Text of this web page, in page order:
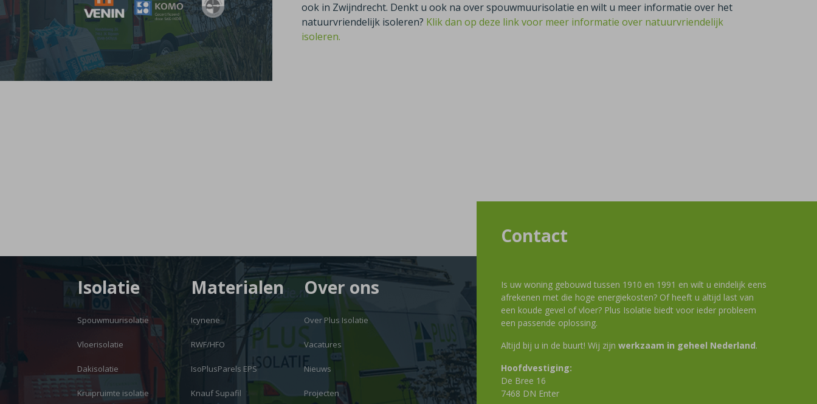
ook in Zwijndrecht. Denkt u ook na over spouwmuurisolatie en wilt u meer informatie over het
natuurvriendelijk isoleren? Klik dan op deze link voor meer informatie over natuurvriendelijk
isoleren.
Isolatie
Spouwmuurisolatie
Vloerisolatie
Dakisolatie
Kruipruimte isolatie
Materialen
Icynene
RWF/HFO
IsoPlusParels EPS
Knauf Supafil
Over ons
Over Plus Isolatie
Vacatures
Nieuws
Projecten
Contact
Is uw woning gebouwd tussen 1910 en 1991 en wilt u eindelijk eens
afrekenen met die hoge energiekosten? Of heeft u altijd last van
een koude gevel of vloer? Plus Isolatie biedt voor ieder probleem
een passende oplossing.
Altijd bij u in de buurt! Wij zijn werkzaam in geheel Nederland.
Hoofdvestiging:
De Bree 16
7468 DN Enter